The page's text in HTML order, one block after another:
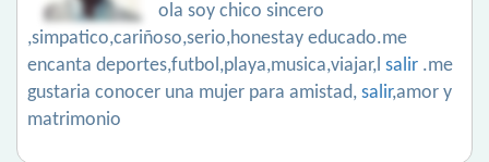
ola soy chico sincero
,simpatico,cariñoso,serio,honestay educado.me
encanta deportes,futbol,playa,musica,viajar,l salir .me
gustaria conocer una mujer para amistad, salir,amor y
matrimonio